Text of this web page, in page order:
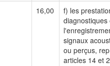
16,00
f) les
signaux
ou perçus,
articles 14 et